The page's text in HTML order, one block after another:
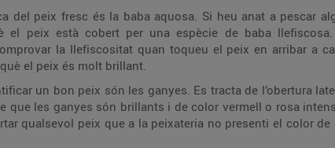
del peix fresc és la baba aquosa. Si heu anat a pescar
el peix està cobert per una espècie de baba
la llefiscositat quan toqueu el peix en arribar a
el peix és molt brillant.
un bon peix són les ganyes. Es tracta de l’obertura
que les ganyes són brillants i de color vermell o rosa
qualsevol peix que a la peixateria no presenti el color